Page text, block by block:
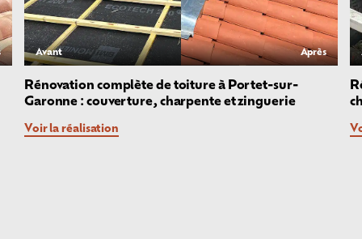
Avant Après
Rénovation complète de toiture à Portet-sur-
Garonne : couverture, charpente et zinguerie
Voir la réalisation